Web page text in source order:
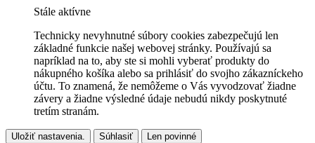
Stále aktívne
Technicky nevyhnutné súbory cookies zabezpečujú len
základné funkcie našej webovej stránky. Používajú sa
napríklad na to, aby ste si mohli vyberať produkty do
nákupného košíka alebo sa prihlásiť do svojho zákazníckeho
účtu. To znamená, že nemôžeme o Vás vyvodzovať žiadne
závery a žiadne výsledné údaje nebudú nikdy poskytnuté
tretím stranám.
Uložiť nastavenia. Súhlasiť Len povinné